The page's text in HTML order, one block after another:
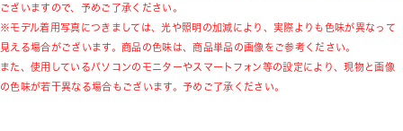
ございますので、予めご了承ください。
※モデル着用写真につきましては、光や照明の加減により、実際よりも色味が異なって
見える場合がございます。商品の色味は、商品単品の画像をご参考ください。
また、使用しているパソコンのモニターやスマートフォン等の設定により、現物と画像
の色味が若干異なる場合もございます。予めご了承ください。